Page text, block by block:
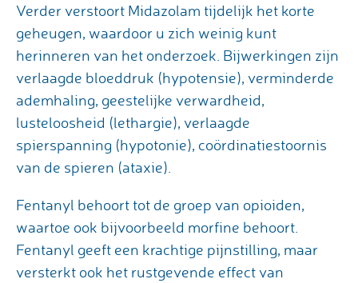
Verder verstoort Midazolam tijdelijk het korte
geheugen, waardoor u zich weinig kunt
herinneren van het onderzoek. Bijwerkingen zijn
verlaagde bloeddruk (hypotensie), verminderde
ademhaling, geestelijke verwardheid,
lusteloosheid (lethargie), verlaagde
spierspanning (hypotonie), coördinatiestoornis
van de spieren (ataxie).
Fentanyl behoort tot de groep van opioiden,
waartoe ook bijvoorbeeld morfine behoort.
Fentanyl geeft een krachtige pijnstilling, maar
versterkt ook het rustgevende effect van